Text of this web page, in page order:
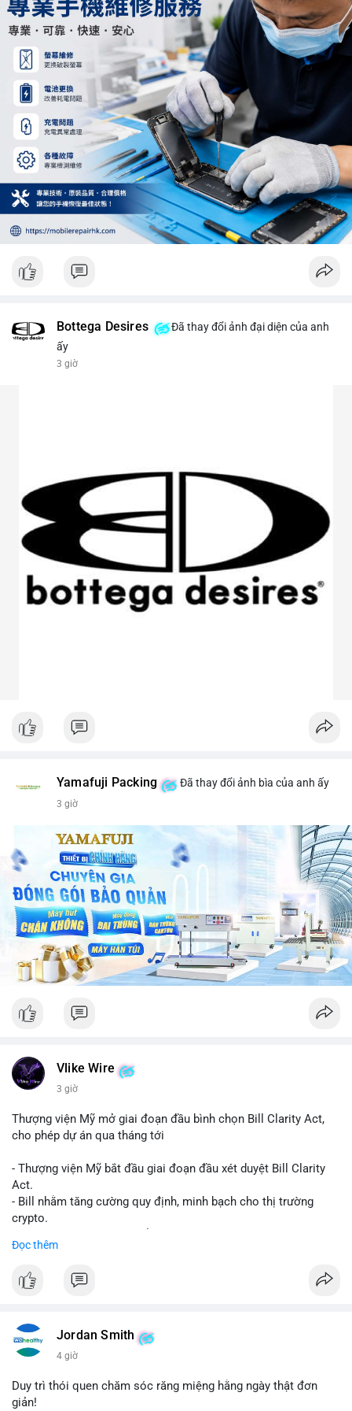
hoảng loạn. Theo dõi sát dòng tiền đổ vào sàn giao dịch tập
trung trong 24 giờ tới.
#12dot29btc #vilanh #tichluydaihan #phienau #btcmempool
Bottega Desires
Đã thay đổi ảnh đại diện của anh
ấy
3 giờ
Yamafuji Packing Đã thay đổi ảnh bìa của anh ấy
3 giờ
Vlike Wire
3 giờ
Thượng viện Mỹ mở giai đoạn đầu bình chọn Bill Clarity Act,
cho phép dự án qua tháng tới
- Thượng viện Mỹ bắt đầu giai đoạn đầu xét duyệt Bill Clarity
Act.
- Bill nhằm tăng cường quy định, minh bạch cho thị trường
crypto.
- Bill có thể ảnh hưởng pháp lý, hoạt động của các đồng tiền kỹ
$btc $eth
#vlikevn #titanbot
Đọc thêm
Jordan Smith
4 giờ
Duy trì thói quen chăm sóc răng miệng hằng ngày thật đơn
giản!